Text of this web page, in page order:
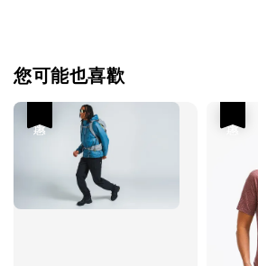
您可能也喜歡